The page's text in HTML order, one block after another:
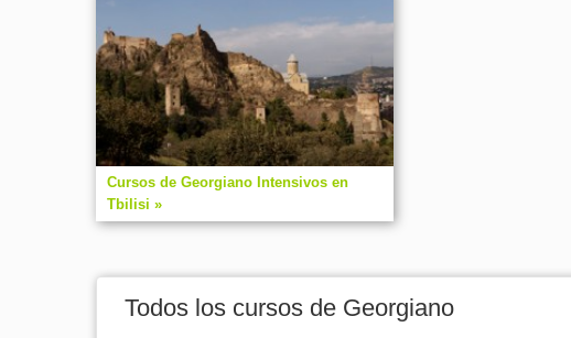
Cursos de Georgiano Intensivos en
Tbilisi »
Todos los cursos de Georgiano